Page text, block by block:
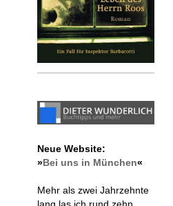
Neue Website:
»Bei uns in München«
Mehr als zwei Jahrzehnte